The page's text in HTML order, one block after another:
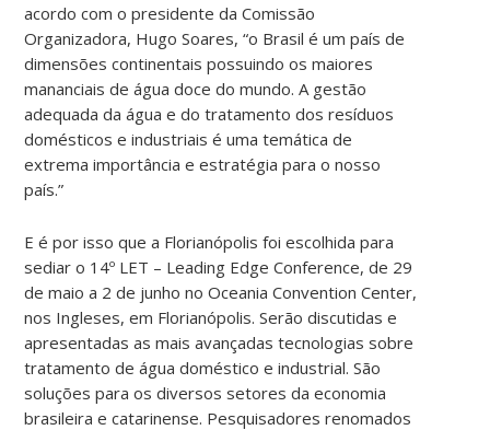
acordo com o presidente da Comissão
Organizadora, Hugo Soares, “o Brasil é um país de
dimensões continentais possuindo os maiores
mananciais de água doce do mundo. A gestão
adequada da água e do tratamento dos resíduos
domésticos e industriais é uma temática de
extrema importância e estratégia para o nosso
país.”
E é por isso que a Florianópolis foi escolhida para
sediar o 14º LET – Leading Edge Conference, de 29
de maio a 2 de junho no Oceania Convention Center,
nos Ingleses, em Florianópolis. Serão discutidas e
apresentadas as mais avançadas tecnologias sobre
tratamento de água doméstico e industrial. São
soluções para os diversos setores da economia
brasileira e catarinense. Pesquisadores renomados